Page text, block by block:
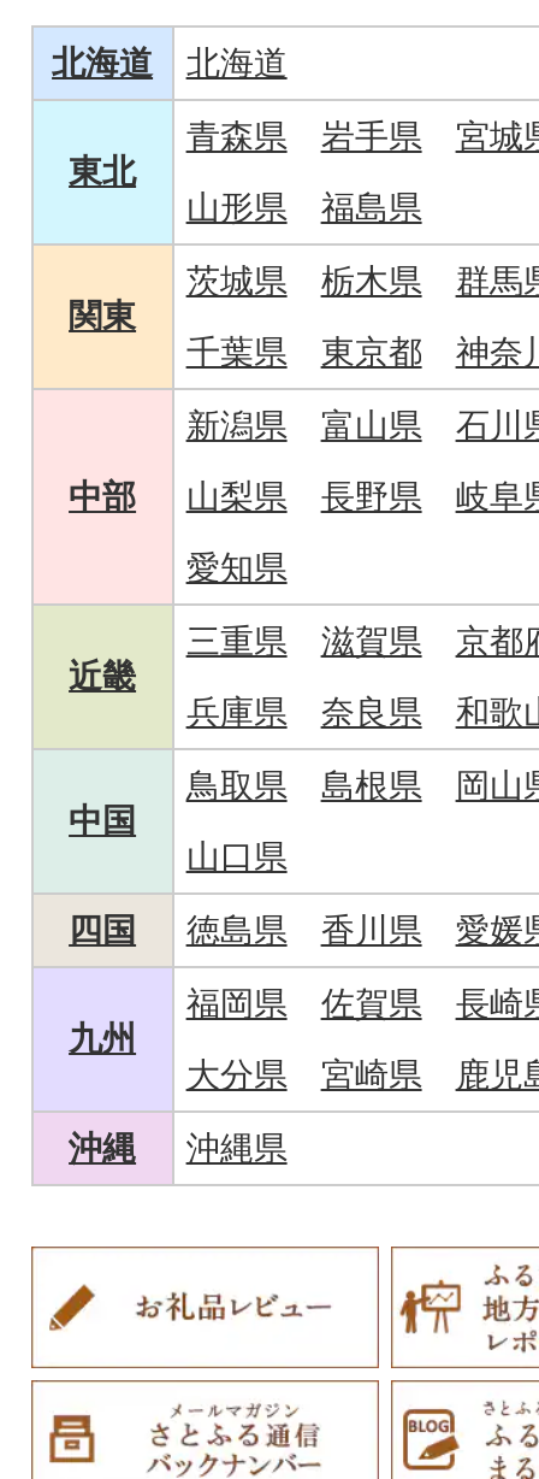
北海道 北海道
東北
青森県 岩手県
宮城
山形県
福島県
関東
茨城県 栃木県
群馬
千葉県
東京都 神奈
中部
新潟県 富山県
石川
山梨県
長野県
岐阜
愛知県
近畿
三重県 滋賀県
京都
兵庫県
奈良県 和歌
中国
鳥取県 島根県
岡山
山口県
四国
徳島県 香川県 愛媛
九州
福岡県 佐賀県
長崎
大分県
宮崎県
鹿児
沖縄
沖縄県